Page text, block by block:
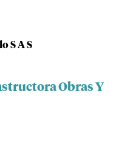
S A S
Obras Y